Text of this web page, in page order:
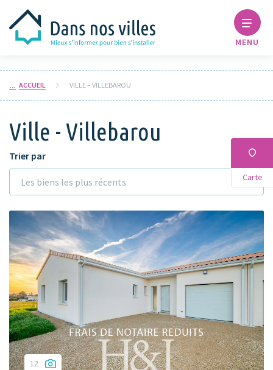
MENU
ACCUEIL VILLE – VILLEBAROU
Ville - Villebarou
Carte
Trier par
Les biens les plus récents
12